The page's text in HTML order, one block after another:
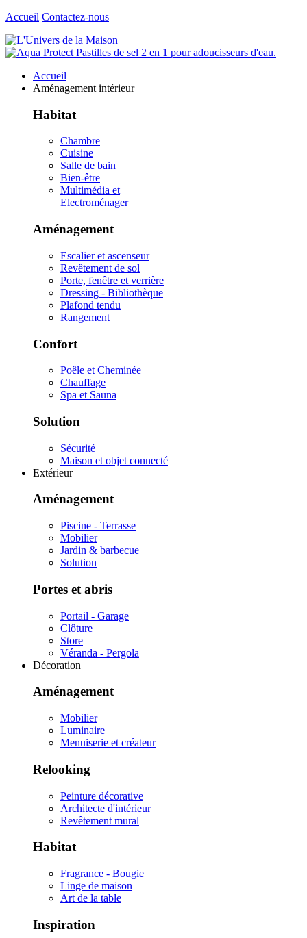
Accueil Contactez-nous
Accueil
Aménagement intérieur
Habitat
Chambre
Cuisine
Salle de bain
Bien-être
Multimédia et
Electroménager
Aménagement
Escalier et ascenseur
Revêtement de sol
Porte, fenêtre et verrière
Dressing - Bibliothèque
Plafond tendu
Rangement
Confort
Poêle et Cheminée
Chauffage
Spa et Sauna
Solution
Sécurité
Maison et objet connecté
Extérieur
Aménagement
Piscine - Terrasse
Mobilier
Jardin & barbecue
Solution
Portes et abris
Portail - Garage
Clôture
Store
Véranda - Pergola
Décoration
Aménagement
Mobilier
Luminaire
Menuiserie et créateur
Relooking
Peinture décorative
Architecte d'intérieur
Revêtement mural
Habitat
Fragrance - Bougie
Linge de maison
Art de la table
Inspiration